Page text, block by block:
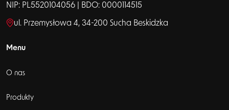
NIP: PL5520104056 | BDO: 0000114515
ul. Przemysłowa 4, 34-200 Sucha Beskidzka
Menu
O nas
Produkty